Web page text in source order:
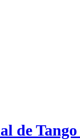
de Tango